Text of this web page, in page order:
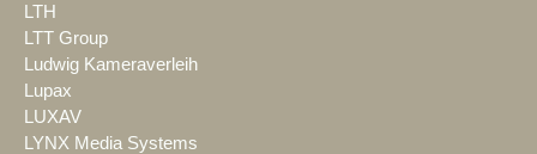
LTH
LTT Group
Ludwig Kameraverleih
Lupax
LUXAV
LYNX Media Systems